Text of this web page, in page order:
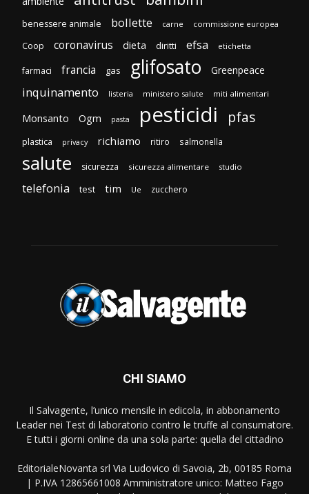
benessere animale bollette carne commissione europea
Coop coronavirus dieta diritti efsa etichetta
farmaci francia gas glifosato Greenpeace
inquinamento listeria ministero salute miti alimentari
Monsanto Ogm pasta pesticidi pfas
plastica privacy richiamo ritiro salmonella
salute sicurezza sicurezza alimentare studio
telefonia test tim Ue zucchero
CHI SIAMO
Il Salvagente, l’unico mensile in edicola, in abbonamento
Leader nei Test di laboratorio contro le truffe al consumatore.
E tutti i giorni online da una sola parte: quella del cittadino
EditorialeNovanta srl Via Ludovico di Savoia, 2b, 00185 Roma
| P.IVA 12865661008 Amministratore unico: Matteo Fago